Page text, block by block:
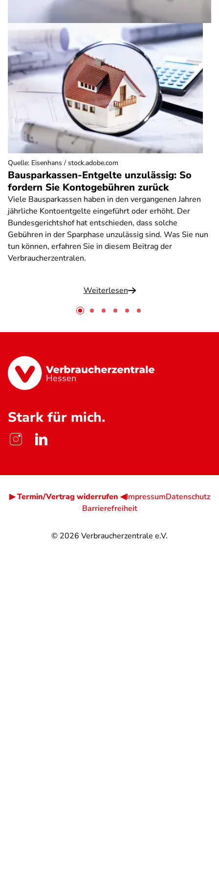
Bausparkassen-Entgelte unzulässig: So
fordern Sie Kontogebühren zurück
Viele Bausparkassen haben in den vergangenen Jahren
jährliche Kontoentgelte eingeführt oder erhöht. Der
Bundesgerichtshof hat entschieden, dass solche
Gebühren in der Sparphase unzulässig sind. Was Sie nun
tun können, erfahren Sie in diesem Beitrag der
Verbraucherzentralen.
Weiterlesen
Quelle: Eisenhans / stock.adobe.com
Hessen
Stark für mich.
© 2026 Verbraucherzentrale e.V.
▶ Termin/Vertrag widerrufen ◀ImpressumDatenschutz
Barrierefreiheit